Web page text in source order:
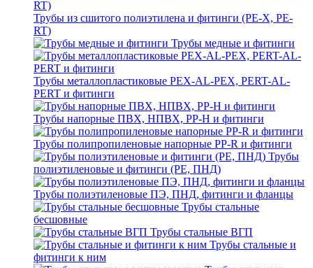
Трубы из сшитого полиэтилена и фитинги (PE-X, PE-
RT)
Трубы медные и фитинги
Трубы металлопластиковые PEX-AL-PEX, PERT-AL-
PERT и фитинги
Трубы напорные ПВХ, НПВХ, PP-H и фитинги
Трубы полипропиленовые напорные PP-R и фитинги
Трубы
полиэтиленовые и фитинги (PE, ПНД)
Трубы полиэтиленовые ПЭ, ПНД, фитинги и фланцы
Трубы стальные
бесшовные
Трубы стальные ВГП
Трубы стальные и
фитинги к ним